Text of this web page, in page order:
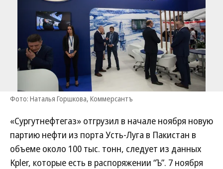
Фото: Наталья Горшкова, Коммерсантъ
«Сургутнефтегаз» отгрузил в начале ноября новую
партию нефти из порта Усть-Луга в Пакистан в
объеме около 100 тыс. тонн, следует из данных
Kpler, которые есть в распоряжении “Ъ”. 7 ноября